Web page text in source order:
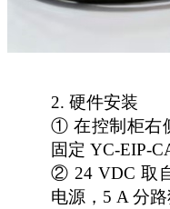
2. 硬件安装
① 在控制柜右
固定 YC-EIP-
② 24 VDC 取
电源，5 A 分路